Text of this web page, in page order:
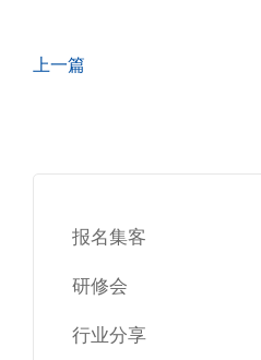
上一篇
报名集客
研修会
行业分享